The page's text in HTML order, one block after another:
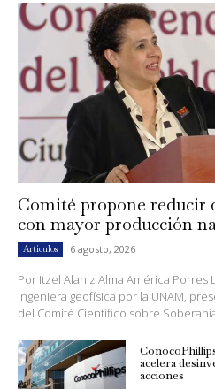
Comité propone reducir
con mayor producción
Artículos 6 agosto, 2026
Por Itzel Alaniz Alma América
ingeniera geofísica por la UNAM,
del Comité Científico sobre
acelera
acciones